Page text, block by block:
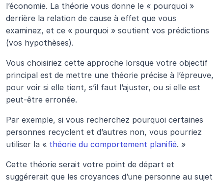
l’économie. La théorie vous donne le « pourquoi »
derrière la relation de cause à effet que vous
examinez, et ce « pourquoi » soutient vos prédictions
(vos hypothèses).
Vous choisiriez cette approche lorsque votre objectif
principal est de mettre une théorie précise à l’épreuve,
pour voir si elle tient, s’il faut l’ajuster, ou si elle est
peut-être erronée.
Par exemple, si vous recherchez pourquoi certaines
personnes recyclent et d’autres non, vous pourriez
utiliser la « théorie du comportement planifié. »
Cette théorie serait votre point de départ et
suggérerait que les croyances d’une personne au sujet